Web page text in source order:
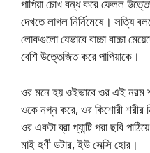
পাপিয়া চোখ বন্ধ করে ফেলল
দেখতে লাগল নির্নিমেষে। সত্যি
লোকগুলো যেভাবে বাচ্চা বাচ্চা
বেশি উত্তেজিত করে পাপিয়াকে।
ওর মনে হয় ওইভাবে ওর এই নরম
ওকে নগ্ন করে, ওর কিশোরী শরীর
ওর একটা ব্রা প্যান্টি পরা ছবি
মাই হর্ণী ডটার, ইউ সেক্সি হোর।